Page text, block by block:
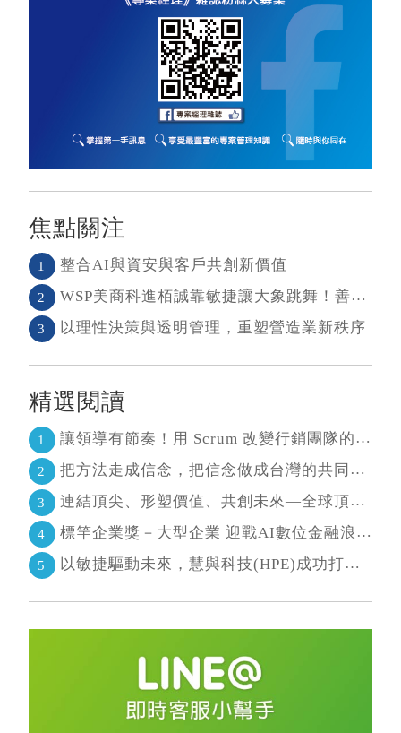
焦點關注
1 整合AI與資安與客戶共創新價值
2 WSP美商科進栢誠靠敏捷讓大象跳舞！善用敏捷＋科技力， 大型工程也能快速迭代
3 以理性決策與透明管理，重塑營造業新秩序
精選閱讀
1 讓領導有節奏！用 Scrum 改變行銷團隊的協作節奏
2 把方法走成信念，把信念做成台灣的共同語言 二十年志業，陪伴台灣走過專案管理與敏捷轉型
3 連結頂尖、形塑價值、共創未來—全球頂尖敏捷CEO聯誼會成立
4 標竿企業獎－大型企業 迎戰AI數位金融浪潮 超越傳統的組織再定義
5 以敏捷驅動未來，慧與科技(HPE)成功打造AI生態系 大型敏捷(LeSS)海納百川，讓複雜變簡單